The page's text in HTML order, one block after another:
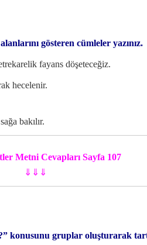
gösteren cümleler yazınız.
fayans döşeteceğiz.
hecelenir.
bakılır.
Metni Cevapları Sayfa 107
⇓⇓⇓
konusunu gruplar oluşturarak